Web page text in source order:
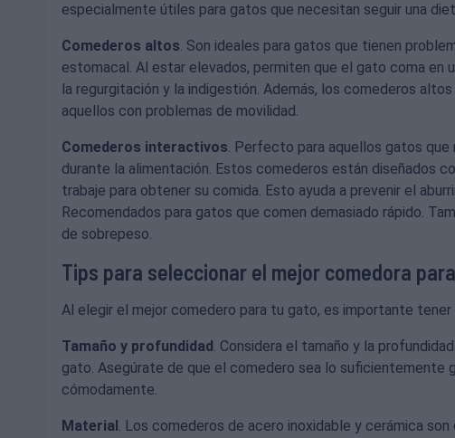
especialmente útiles para gatos que necesitan seguir una
Comederos altos. Son ideales para gatos que tienen
estomacal. Al estar elevados, permiten que el gato coma en
la regurgitación y la indigestión. Además, los comederos
aquellos con problemas de movilidad.
Comederos interactivos. Perfecto para aquellos gatos
durante la alimentación. Estos comederos están diseñados
trabaje para obtener su comida. Esto ayuda a prevenir el
Recomendados para gatos que comen demasiado rápido.
de sobrepeso.
Tips para seleccionar el mejor comedora
Al elegir el mejor comedero para tu gato, es importante
Tamaño y profundidad. Considera el tamaño y la
gato. Asegúrate de que el comedero sea lo suficientemente
cómodamente.
Material. Los comederos de acero inoxidable y cerámica